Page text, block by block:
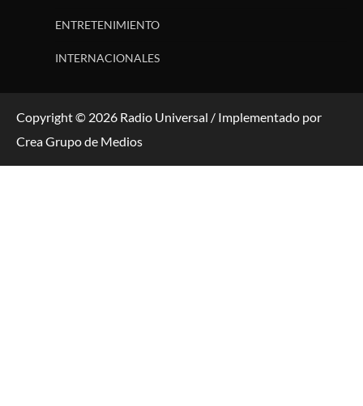
ENTRETENIMIENTO
INTERNACIONALES
Copyright © 2026 Radio Universal / Implementado por
Crea Grupo de Medios